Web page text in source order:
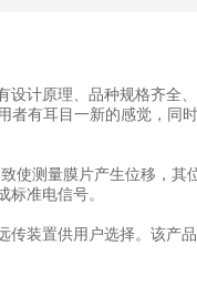
计原理、品种规格齐全
有耳目一新的感觉，同
使测量膜片产生位移，其
准电信号。
传装置供用户选择。该产